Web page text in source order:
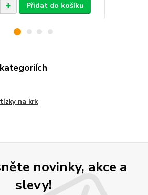
Přidat do košíku
na krk
novinky, akce a
slevy!